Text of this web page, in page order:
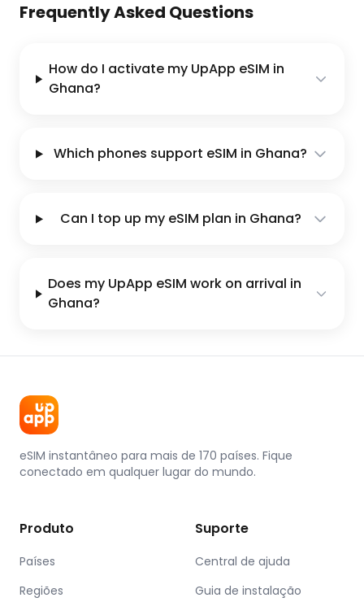
Frequently Asked Questions
How do I activate my UpApp eSIM in
Ghana?
Which phones support eSIM in Ghana?
Can I top up my eSIM plan in Ghana?
Does my UpApp eSIM work on arrival in
Ghana?
eSIM instantâneo para mais de 170 países. Fique
conectado em qualquer lugar do mundo.
Produto
Países
Regiões
Suporte
Central de ajuda
Guia de instalação